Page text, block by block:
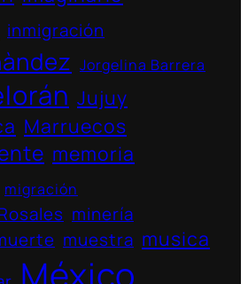
inmigración
Jorgelina Barrera
Jujuy
Marruecos
memoria
migración
minería
muestra musica
México